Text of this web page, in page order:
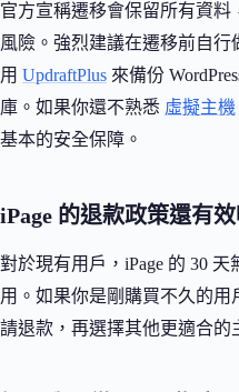
官方宣稱遷移會保留所有資料
風險。強烈建議在遷移前自
用 UpdraftPlus 來備份
庫。如果你還不熟悉 虛擬主機
基本的安全保障。
iPage 的退款政策還有效
對於現有用戶，iPage 的 30
用。如果你是剛購買不久的用
請退款，再選擇其他更適合的